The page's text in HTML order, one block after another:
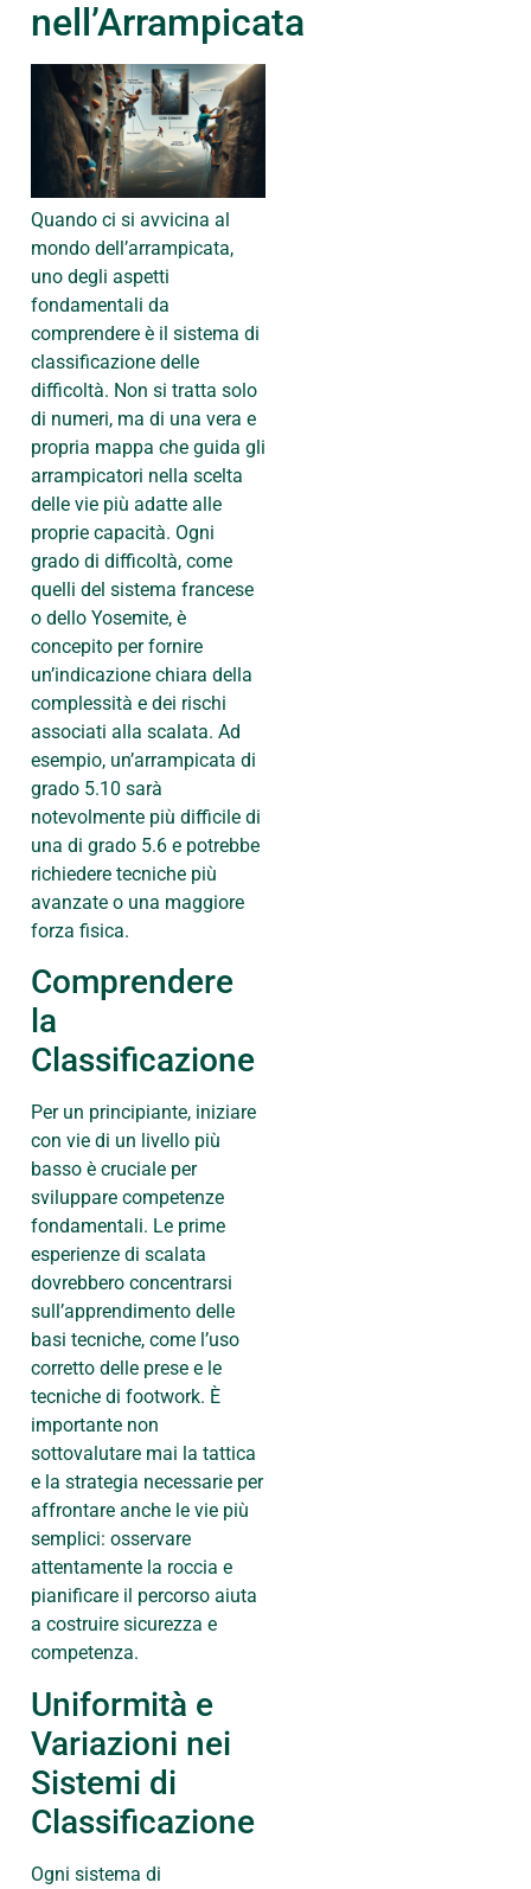
nell’Arrampicata
Quando ci si avvicina al
mondo dell’arrampicata,
uno degli aspetti
fondamentali da
comprendere è il sistema di
classificazione delle
difficoltà. Non si tratta solo
di numeri, ma di una vera e
propria mappa che guida gli
arrampicatori nella scelta
delle vie più adatte alle
proprie capacità. Ogni
grado di difficoltà, come
quelli del sistema francese
o dello Yosemite, è
concepito per fornire
un’indicazione chiara della
complessità e dei rischi
associati alla scalata. Ad
esempio, un’arrampicata di
grado 5.10 sarà
notevolmente più difficile di
una di grado 5.6 e potrebbe
richiedere tecniche più
avanzate o una maggiore
forza fisica.
Comprendere
la
Classificazione
Per un principiante, iniziare
con vie di un livello più
basso è cruciale per
sviluppare competenze
fondamentali. Le prime
esperienze di scalata
dovrebbero concentrarsi
sull’apprendimento delle
basi tecniche, come l’uso
corretto delle prese e le
tecniche di footwork. È
importante non
sottovalutare mai la tattica
e la strategia necessarie per
affrontare anche le vie più
semplici: osservare
attentamente la roccia e
pianificare il percorso aiuta
a costruire sicurezza e
competenza.
Uniformità e
Variazioni nei
Sistemi di
Classificazione
Ogni sistema di